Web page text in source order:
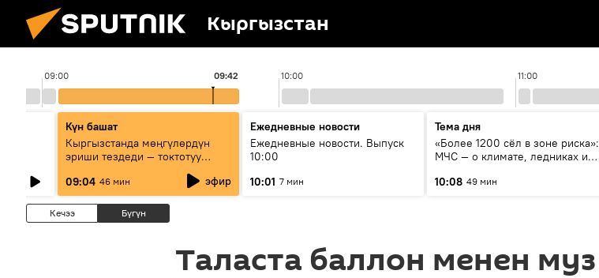
Кыргызстан
09:00 10:00 11:00
09:42
Күн башат
Кыргызстанда мөңгүлөрдүн
эриши тездеди — токтотуу
09:04 46 мин эфир
Ежедневные новости
Ежедневные новости. Выпуск
10:00
10:01 7 мин
Тема дня
«Более 1200 сёл в зоне риска»:
МЧС — о климате, ледниках и
населения
10:08 49 мин
Кечээ Бүгүн
Таласта баллон менен муз